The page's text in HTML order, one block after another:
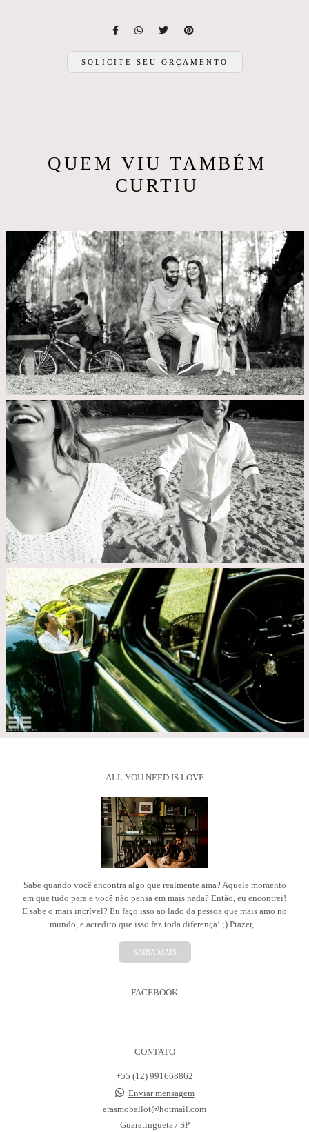
SOLICITE SEU ORÇAMENTO
QUEM VIU TAMBÉM
CURTIU
ALL YOU NEED IS LOVE
Sabe quando você encontra algo que realmente ama? Aquele momento
em que tudo para e você não pensa em mais nada? Então, eu encontrei!
E sabe o mais incrível? Eu faço isso ao lado da pessoa que mais amo no
mundo, e acredito que isso faz toda diferença! ;) Prazer,...
SAIBA MAIS
FACEBOOK
CONTATO
+55 (12) 991668862
Enviar mensagem
erasmoballot@hotmail.com
Guaratingueta / SP